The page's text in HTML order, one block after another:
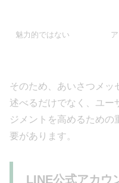
魅力的ではない
そのため、あいさつメッ
述べるだけでなく、ユー
ジメントを高めるための
要があります。
LINE公式アカウ